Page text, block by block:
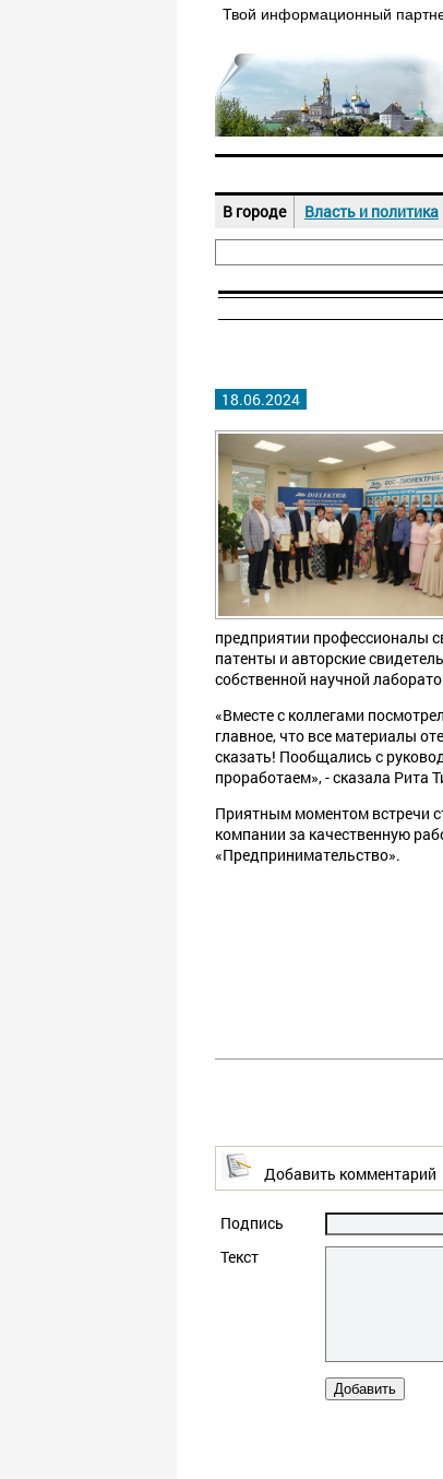
Твой информационный
В городе Власть и политика
18.06.2024
предприятии профессионалы
патенты и авторские
собственной научной
«Вместе с коллегами
главное, что все материалы
сказать! Пообщались с
проработаем», - сказала Рита
Приятным моментом встречи
компании за качественную
«Предпринимательство».
Добавить комментарий
Подпись
Текст